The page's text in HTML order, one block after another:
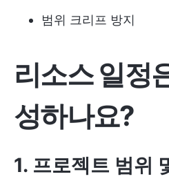
범위 크리프 방지
리소스 일정
성하나요?
1. 프로젝트 범위